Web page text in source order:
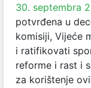
30. septembra
potvrđena u
komisiji, Vijeće
i ratifikovati
reforme i rast i
za korištenje